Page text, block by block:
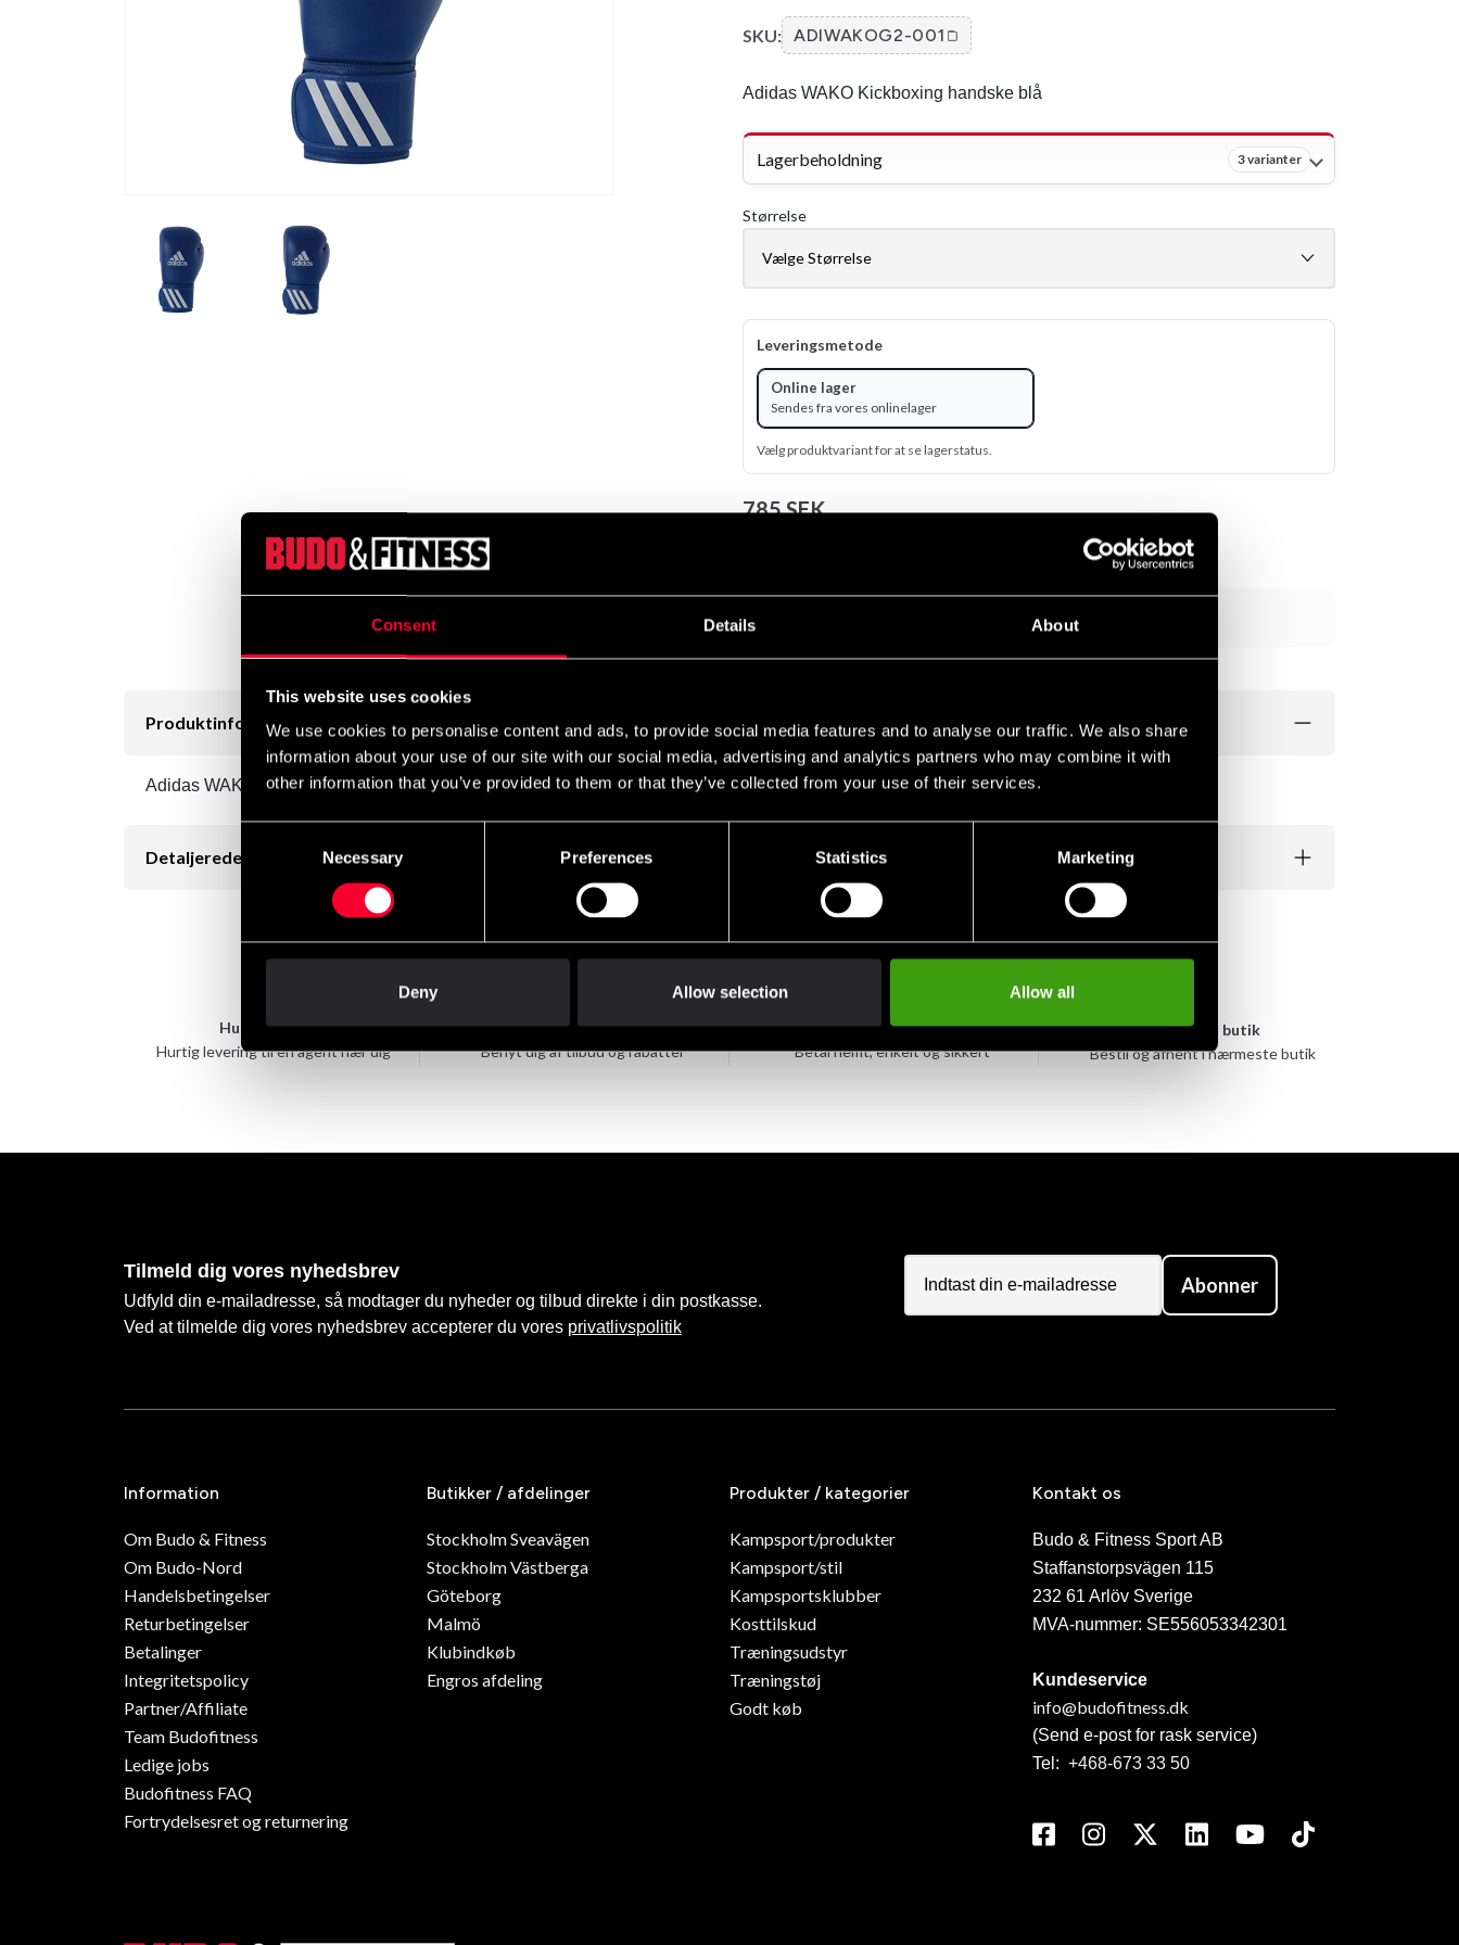
Consent Details About
This website uses cookies
We use cookies to personalise content and ads, to provide social media features and to analyse our traffic. We also share
information about your use of our site with our social media, advertising and analytics partners who may combine it with
other information that you’ve provided to them or that they’ve collected from your use of their services.
Selection
Necessary Preferences Statistics Marketing
Deny Allow selection Allow all
SKU: ADIWAKOG2-001
Adidas WAKO Kickboxing handske blå
Lagerbeholdning 3 varianter
Størrelse
Leveringsmetode
Online lager
Sendes fra vores onlinelager
Vælg produktvariant for at se lagerstatus.
785 SEK
remove Tilføj til kurv
Produktinformation
Adidas WAKO Kickboxing handske blå
Detaljerede oplysninger
Hurtig levering
Hurtig levering til en agent nær dig
Klubrabatter
Benyt dig af tilbud og rabatter
MobilePay, Kustom & Adyen
Betal nemt, enkelt og sikkert
Afhentes i butik
Bestil og afhent i nærmeste butik
Tilmeld dig vores nyhedsbrev
Udfyld din e-mailadresse, så modtager du nyheder og tilbud direkte i din postkasse.
Ved at tilmelde dig vores nyhedsbrev accepterer du vores privatlivspolitik
Abonner
Information
Om Budo & Fitness
Om Budo-Nord
Handelsbetingelser
Returbetingelser
Betalinger
Integritetspolicy
Partner/Affiliate
Team Budofitness
Ledige jobs
Budofitness FAQ
Fortrydelsesret og returnering
Butikker / afdelinger
Stockholm Sveavägen
Stockholm Västberga
Göteborg
Malmö
Klubindkøb
Engros afdeling
Produkter / kategorier
Kampsport/produkter
Kampsport/stil
Kampsportsklubber
Kosttilskud
Træningsudstyr
Træningstøj
Godt køb
Kontakt os
Budo & Fitness Sport AB
Staffanstorpsvägen 115
232 61 Arlöv Sverige
MVA-nummer: SE556053342301
Kundeservice
info@budofitness.dk
(Send e-post for rask service)
Tel: +468-673 33 50